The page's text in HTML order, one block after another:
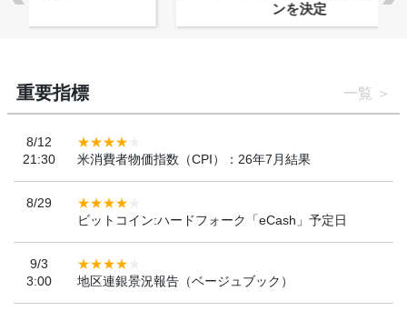
重要指標 一覧
8/12
21:30
米消費者物価指数（CPI）：26年7月結果
8/29
ビットコイン:ハードフォーク「eCash」予定日
9/3
3:00
地区連銀景況報告（ベージュブック）